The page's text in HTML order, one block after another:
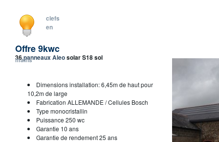
Offre 9kwc
clefs
en
mains
36panneaux Aleosolar S18 sol
Dimensions installation: 6,45m de haut pour
10,2m de large
Fabrication ALLEMANDE / Cellules Bosch
Type monocristallin
Puissance 250 wc
Garantie 10 ans
Garantie de rendement 25 ans